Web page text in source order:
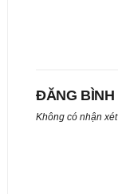
ĐĂNG BÌNH
Không có nhận